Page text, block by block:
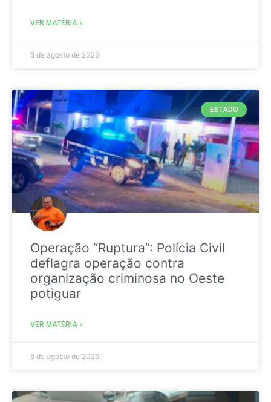
VER MATÉRIA »
5 de agosto de 2026
ESTADO
Operação “Ruptura”: Polícia Civil
deflagra operação contra
organização criminosa no Oeste
potiguar
VER MATÉRIA »
5 de agosto de 2026